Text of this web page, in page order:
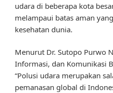
udara di beberapa kota
melampaui batas aman
kesehatan dunia.
Menurut Dr. Sutopo Purwo
Informasi, dan Komunikasi
“Polusi udara merupakan
pemanasan global di